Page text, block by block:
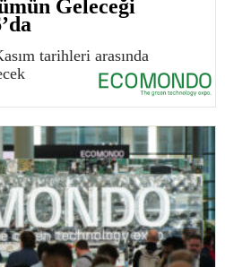
Geleceği
tarihleri arasında